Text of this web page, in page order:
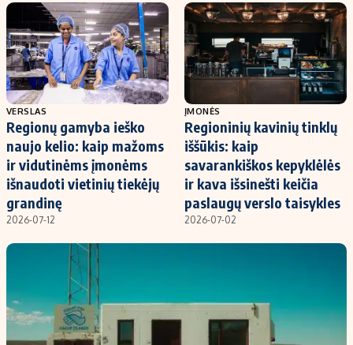
Indėlių palūkanos
VERSLAS
Regionų gamyba ieško
naujo kelio: kaip mažoms
ir vidutinėms įmonėms
išnaudoti vietinių tiekėjų
grandinę
2026-07-12
ĮMONĖS
Regioninių kavinių tinklų
iššūkis: kaip
savarankiškos kepyklėlės
ir kava išsinešti keičia
paslaugų verslo taisykles
2026-07-02